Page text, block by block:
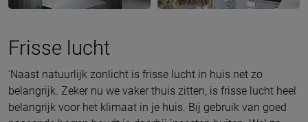
Frisse lucht
‘Naast natuurlijk zonlicht is frisse lucht in huis net zo
belangrijk. Zeker nu we vaker thuis zitten, is frisse lucht heel
belangrijk voor het klimaat in je huis. Bij gebruik van goed